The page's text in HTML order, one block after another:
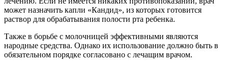
может назначить капли «Кандид», из которых готовится
раствор для обрабатывания полости рта ребенка.
Также в борьбе с молочницей эффективными являются
народные средства. Однако их использование должно быть в
обязательном порядке согласовано с лечащим врачом.